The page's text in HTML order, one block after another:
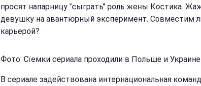
просят напарницу "сыграть" роль жены Костика.
девушку на авантюрный эксперимент. Совместим
карьерой?
Фото: Сїемки сериала проходили в Польше и Украине
В сериале задействована интернациональная